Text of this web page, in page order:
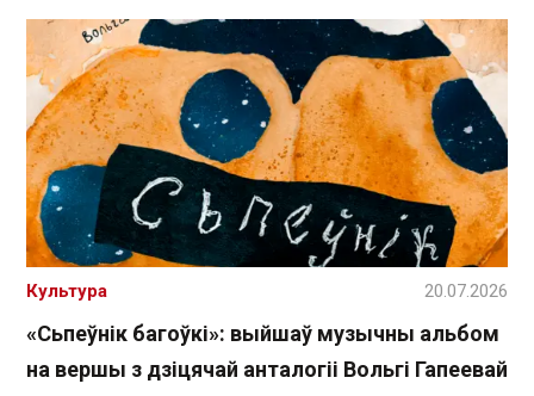
«Сьпеўнік багоўкі»: выйшаў музычны альбом
на вершы з дзіцячай анталогіі Вольгі Гапеевай
Культура 20.07.2026